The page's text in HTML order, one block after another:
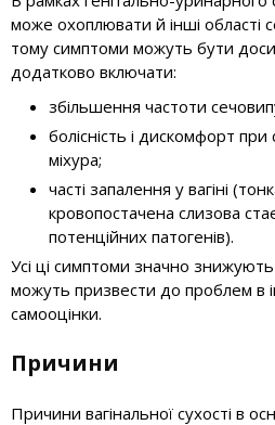
може охоплювати й інші області
тому симптоми можуть бути
додатково включати:
збільшення частоти
болісність і дискомфорт
міхура;
часті запалення у вагіні
кровопостачена слизова
потенційних патогенів).
Усі ці симптоми значно знижують
можуть призвести до проблем в
самооцінки.
Причини
Причини вагінальної сухості в